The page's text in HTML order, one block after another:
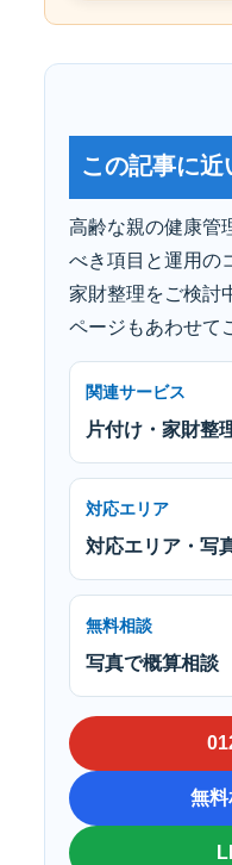
この記事に近
高齢な親の健康管
べき項目と運用の
家財整理をご検討
ページもあわせて
関連サービス
片付け・家財整
対応エリア
対応エリア・写
無料相談
写真で概算相談
無料